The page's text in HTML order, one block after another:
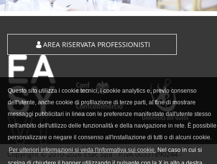
Questo sito utilizza i cookie tecnici, i cookie analytics e, previo consenso
dell'utente, anche cookie di profilazione di terze parti, al fine di mostrare
messaggi pubblicitari in linea con le preferenze manifestate dall'utente stesso
nell'ambito dell'utilizzo delle funzionalità e della navigazione in rete. È possibile
personalizzare o negare il consenso all'installazione di tutti o di alcuni cookie.
Per ulteriori informazioni si veda l'informativa sui cookie. Nel caso in cui si
AREA RISERVATA PROFESSIONISTI
Copyright © 2010-2026 Esac Spa - P.IVA 00331890244 -